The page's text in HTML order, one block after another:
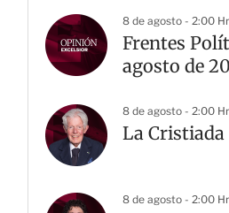
8 de agosto - 2:00
Frentes
agosto de
8 de agosto - 2:00
La Cristiada
8 de agosto - 2:00